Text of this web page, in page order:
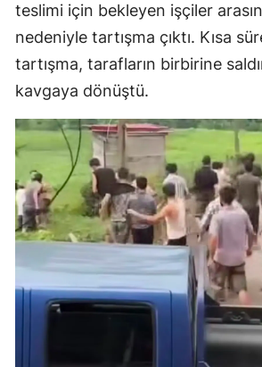
teslimi için bekleyen işçiler
nedeniyle tartışma çıktı. Kısa
tartışma, tarafların birbirine
kavgaya dönüştü.